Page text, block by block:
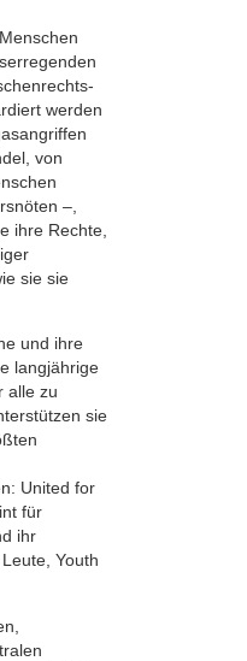
werden
von
–,
ihre Rechte,
sie sie
und ihre
langjährige
alle zu
sie
United for
für
ihr
Youth